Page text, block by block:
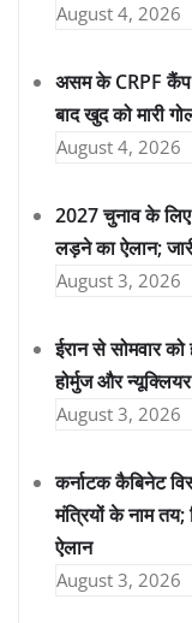
August 4, 2026
असम के CRPF कैंप
बाद खुद को मारी
August 4, 2026
2027 चुनाव के
लड़ने का ऐलान;
August 3, 2026
ईरान से सोमवार को
होर्मुज और
August 3, 2026
कर्नाटक कैबिनेट
मंत्रियों के नाम तय;
ऐलान
August 3, 2026